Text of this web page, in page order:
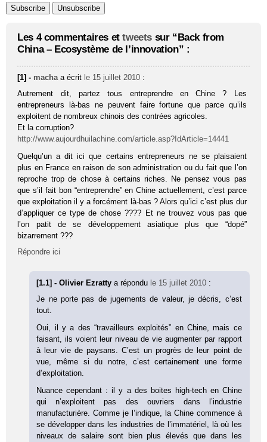
Les 4 commentaires ettweets sur “Back from
China – Ecosystème de l’innovation” :
[1] - macha a écrit le 15 juillet 2010 :
Autrement dit, partez tous entreprendre en Chine ? Les
entrepreneurs là-bas ne peuvent faire fortune que parce qu’ils
exploitent de nombreux chinois des contrées agricoles.
Et la corruption?
http://www.aujourdhuilachine.com/article.asp?IdArticle=14441
Quelqu’un a dit ici que certains entrepreneurs ne se plaisaient
plus en France en raison de son administration ou du fait que l’on
reproche trop de chose à certains riches. Ne pensez vous pas
que s’il fait bon “entreprendre” en Chine actuellement, c’est parce
que exploitation il y a forcément là-bas ? Alors qu’ici c’est plus dur
d’appliquer ce type de chose ???? Et ne trouvez vous pas que
l’on patit de se développement asiatique plus que “dopé”
bizarrement ???
Répondre ici
[1.1] - Olivier Ezrattya répondu le 15 juillet 2010 :
Je ne porte pas de jugements de valeur, je décris, c’est
tout.
Oui, il y a des “travailleurs exploités” en Chine, mais ce
faisant, ils voient leur niveau de vie augmenter par rapport
à leur vie de paysans. C’est un progrès de leur point de
vue, même si du notre, c’est certainement une forme
d’exploitation.
Nuance cependant : il y a des boites high-tech en Chine
qui n’exploitent pas des ouvriers dans l’industrie
manufacturière. Comme je l’indique, la Chine commence à
se développer dans les industries de l’immatériel, là où les
niveaux de salaire sont bien plus élevés que dans les